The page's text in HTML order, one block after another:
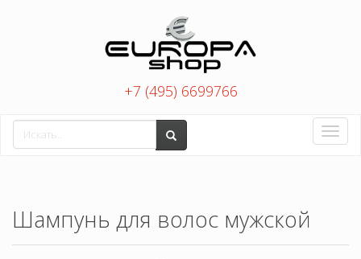
+7 (495) 6699766
Toggle
Шампунь для волос мужской